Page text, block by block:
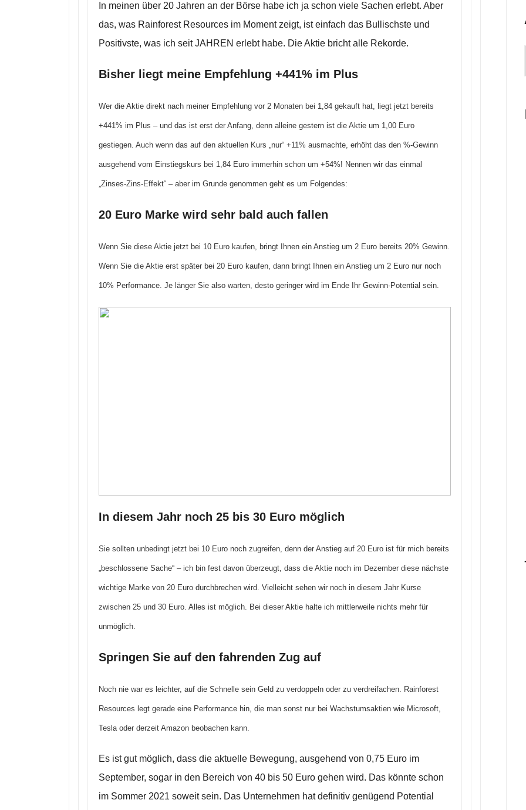
In meinen über 20 Jahren an der Börse habe ich ja schon viele Sachen erlebt. Aber
das, was Rainforest Resources im Moment zeigt, ist einfach das Bullischste und
Positivste, was ich seit JAHREN erlebt habe. Die Aktie bricht alle Rekorde.
Bisher liegt meine Empfehlung +441% im Plus
Wer die Aktie direkt nach meiner Empfehlung vor 2 Monaten bei 1,84 gekauft hat, liegt jetzt bereits
+441% im Plus – und das ist erst der Anfang, denn alleine gestern ist die Aktie um 1,00 Euro
gestiegen. Auch wenn das auf den aktuellen Kurs „nur“ +11% ausmachte, erhöht das den %-Gewinn
ausgehend vom Einstiegskurs bei 1,84 Euro immerhin schon um +54%! Nennen wir das einmal
„Zinses-Zins-Effekt“ – aber im Grunde genommen geht es um Folgendes:
20 Euro Marke wird sehr bald auch fallen
Wenn Sie diese Aktie jetzt bei 10 Euro kaufen, bringt Ihnen ein Anstieg um 2 Euro bereits 20% Gewinn.
Wenn Sie die Aktie erst später bei 20 Euro kaufen, dann bringt Ihnen ein Anstieg um 2 Euro nur noch
10% Performance. Je länger Sie also warten, desto geringer wird im Ende Ihr Gewinn-Potential sein.
In diesem Jahr noch 25 bis 30 Euro möglich
Sie sollten unbedingt jetzt bei 10 Euro noch zugreifen, denn der Anstieg auf 20 Euro ist für mich bereits
„beschlossene Sache“ – ich bin fest davon überzeugt, dass die Aktie noch im Dezember diese nächste
wichtige Marke von 20 Euro durchbrechen wird. Vielleicht sehen wir noch in diesem Jahr Kurse
zwischen 25 und 30 Euro. Alles ist möglich. Bei dieser Aktie halte ich mittlerweile nichts mehr für
unmöglich.
Springen Sie auf den fahrenden Zug auf
Noch nie war es leichter, auf die Schnelle sein Geld zu verdoppeln oder zu verdreifachen. Rainforest
Resources legt gerade eine Performance hin, die man sonst nur bei Wachstumsaktien wie Microsoft,
Tesla oder derzeit Amazon beobachen kann.
Es ist gut möglich, dass die aktuelle Bewegung, ausgehend von 0,75 Euro im
September, sogar in den Bereich von 40 bis 50 Euro gehen wird. Das könnte schon
im Sommer 2021 soweit sein. Das Unternehmen hat definitiv genügend Potential